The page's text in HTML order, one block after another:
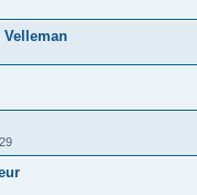
Velleman